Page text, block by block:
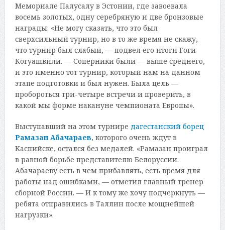
Мемориале Палусалу в Эстонии, где завоевала
восемь золотых, одну серебряную и две бронзовые
награды. «Не могу сказать, что это был
сверхсильный турнир, но в то же время не скажу,
что турнир был слабый, — подвел его итоги Гоги
Когуашвили. — Соперники были — выше среднего,
и это именно тот турнир, который нам на данном
этапе подготовки и был нужен. Была цель —
пробороться три-четыре встречи и проверить, в
какой мы форме накануне чемпионата Европы».
Выступавший на этом турнире дагестанский борец
Рамазан Абачараев, которого очень ждут в
Каспийске, остался без медалей. «Рамазан проиграл
в равной борьбе представителю Белоруссии.
Абачараеву есть в чем прибавлять, есть время для
работы над ошибками, — отметил главный тренер
сборной России. — И к тому же хочу подчеркнуть —
ребята отправились в Таллин после мощнейшей
нагрузки».